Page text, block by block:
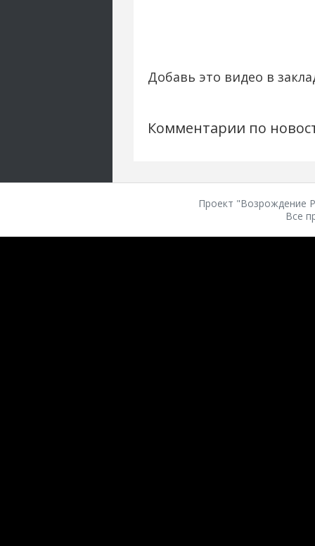
Добавь это видео в
Комментарии по
Проект "Возрождение
Все